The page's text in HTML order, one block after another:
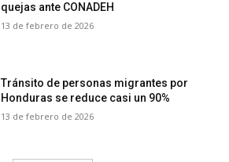
quejas ante CONADEH
13 de febrero de 2026
Tránsito de personas migrantes por
Honduras se reduce casi un 90%
13 de febrero de 2026